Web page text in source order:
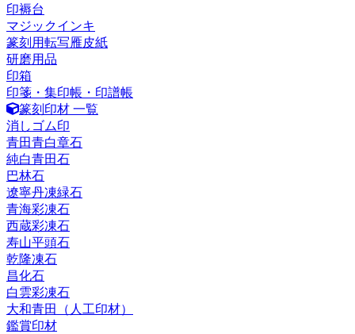
印褥台
マジックインキ
篆刻用転写雁皮紙
研磨用品
印箱
印箋・集印帳・印譜帳
篆刻印材 一覧
消しゴム印
青田青白章石
純白青田石
巴林石
遼寧丹凍緑石
青海彩凍石
西蔵彩凍石
寿山平頭石
乾隆凍石
昌化石
白雲彩凍石
大和青田（人工印材）
鑑賞印材